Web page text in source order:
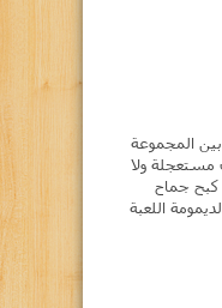
بين المجموعة
مستعجلة ولا
كبح جماح
اللعبة